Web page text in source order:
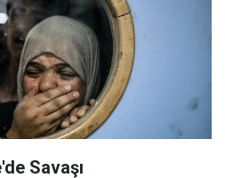
Savaşı